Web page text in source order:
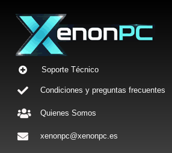
Soporte Técnico
Condiciones y preguntas frecuentes
Quienes Somos
xenonpc@xenonpc.es